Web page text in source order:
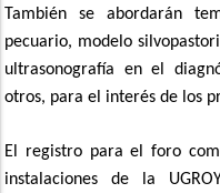
También se abordarán
pecuario, modelo
ultrasonografía en el
otros, para el interés de los
El registro para el foro
instalaciones de la